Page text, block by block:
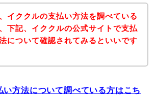
イククルの支払い方法を調べている
下記、イククルの公式サイトで支払
について確認されてみるといいです
い方法について調べている方はこち